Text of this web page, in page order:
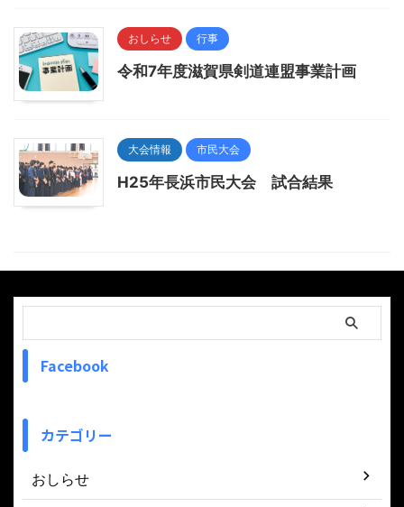
おしらせ 行事
令和7年度滋賀県剣道連盟事業計画
大会情報 市民大会
H25年長浜市民大会 試合結果
Facebook
カテゴリー
おしらせ